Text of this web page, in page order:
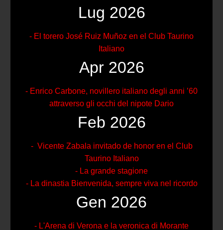
Lug 2026
- El torero José Ruiz Muñoz en el Club Taurino
Italiano
Apr 2026
- Enrico Carbone, novillero italiano degli anni ’60
attraverso gli occhi del nipote Dario
Feb 2026
- Vicente Zabala invitado de honor en el Club
Taurino Italiano
- La grande stagione
- La dinastia Bienvenida, sempre viva nel ricordo
Gen 2026
- L'Arena di Verona e la veronica di Morante